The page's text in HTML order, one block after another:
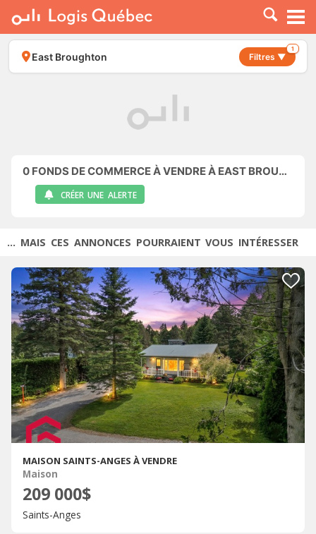
À LOUER
À VENDRE
PLACER UNE ANNONCE
East Broughton Filtres ▼
1
0 FONDS DE COMMERCE À VENDRE À EAST BROUGHTON
CRÉER UNE ALERTE
... MAIS CES ANNONCES POURRAIENT VOUS INTÉRESSER
MAISON SAINTS-ANGES À VENDRE
Maison
209 000$
Saints-Anges